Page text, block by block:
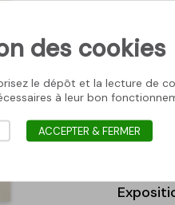
Exposé -
Thérèse
Sujet /
des cookies
le dépôt et la lecture de
à leur bon
ACCEPTER & FERMER